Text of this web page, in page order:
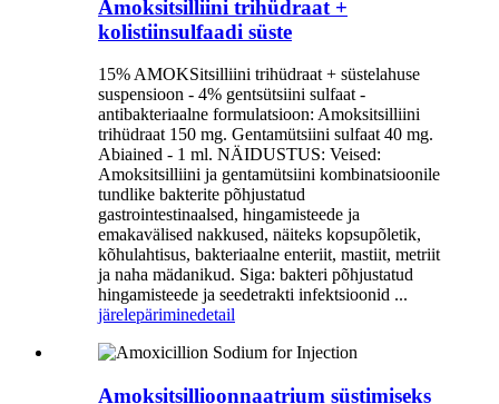
Amoksitsilliini trihüdraat +
kolistiinsulfaadi süste
15% AMOKSitsilliini trihüdraat + süstelahuse
suspensioon - 4% gentsütsiini sulfaat -
antibakteriaalne formulatsioon: Amoksitsilliini
trihüdraat 150 mg. Gentamütsiini sulfaat 40 mg.
Abiained - 1 ml. NÄIDUSTUS: Veised:
Amoksitsilliini ja gentamütsiini kombinatsioonile
tundlike bakterite põhjustatud
gastrointestinaalsed, hingamisteede ja
emakavälised nakkused, näiteks kopsupõletik,
kõhulahtisus, bakteriaalne enteriit, mastiit, metriit
ja naha mädanikud. Siga: bakteri põhjustatud
hingamisteede ja seedetrakti infektsioonid ...
järelepäriminedetail
Amoksitsillioonnaatrium süstimiseks